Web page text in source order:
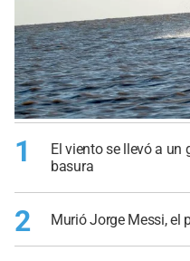
1
El viento se llevó a un
basura
2 Murió Jorge Messi, el